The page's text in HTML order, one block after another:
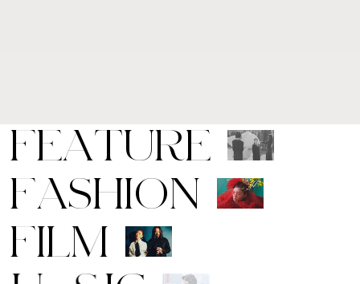
FEATURE
FASHION
FILM